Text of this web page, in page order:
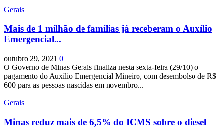
Gerais
Mais de 1 milhão de famílias já receberam o Auxílio
Emergencial...
outubro 29, 2021 0
O Governo de Minas Gerais finaliza nesta sexta-feira (29/10) o
pagamento do Auxílio Emergencial Mineiro, com desembolso de R$
600 para as pessoas nascidas em novembro...
Gerais
Minas reduz mais de 6,5% do ICMS sobre o diesel